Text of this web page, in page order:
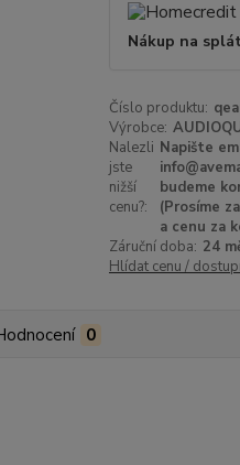
Nákup na
Číslo produktu:
Výrobce:
Nalezli
jste
nižší
cenu?:
Napište
budeme
(Prosíme
a cenu za
Záruční doba: 24
Hlídat cenu /
0